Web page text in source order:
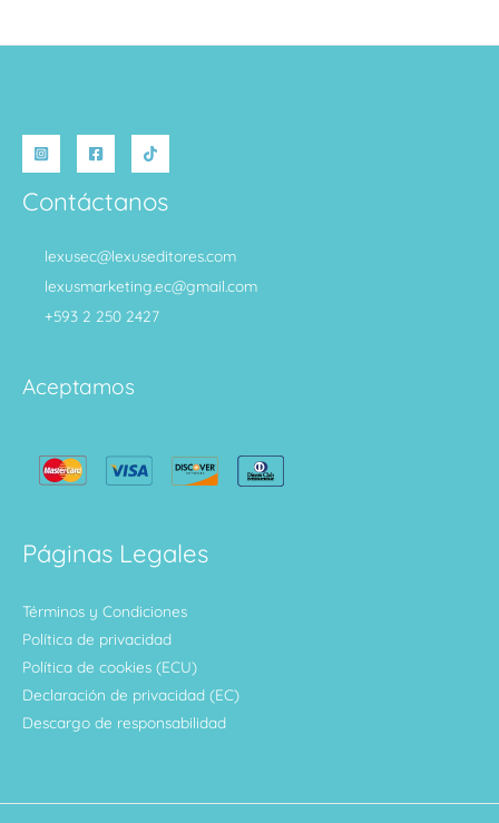
Contáctanos
lexusec@lexuseditores.com
lexusmarketing.ec@gmail.com
+593 2 250 2427
Aceptamos
Páginas Legales
Términos y Condiciones
Política de privacidad
Política de cookies (ECU)
Declaración de privacidad (EC)
Descargo de responsabilidad